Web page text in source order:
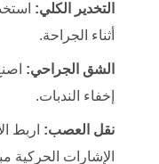
التخدير الكلي:
أثناء الجراحة.
الشق الجراحي:
إخفاء الندبات.
نقل العصب: اربط
الإشارات الحركية